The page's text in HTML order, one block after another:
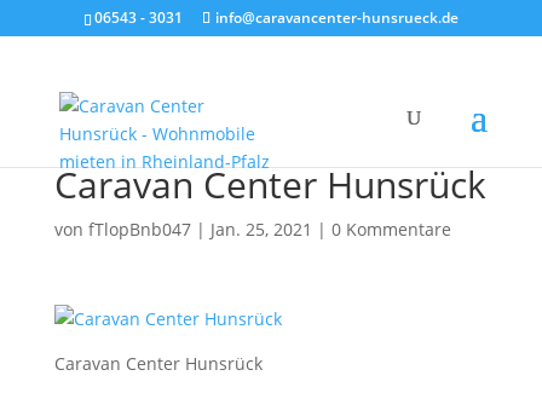
06543 - 3031 info@caravancenter-hunsrueck.de
Caravan Center Hunsrück
von fTlopBnb047| Jan. 25, 2021 | 0 Kommentare
Caravan Center Hunsrück